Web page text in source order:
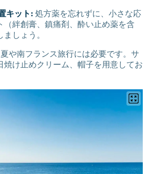
キット: 処方薬を忘れずに、小さな応
（絆創膏、鎮痛剤、酔い止め薬を含
しょう。
夏や南フランス旅行には必要です。サ
焼け止めクリーム、帽子を用意してお